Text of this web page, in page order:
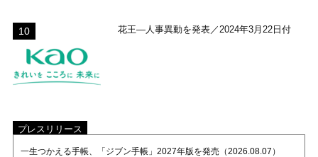
花王―人事異動を発表／2024年3月22日付
プレスリリース
一生つかえる手帳、「ジブン手帳」2027年版を発売（2026.08.07）